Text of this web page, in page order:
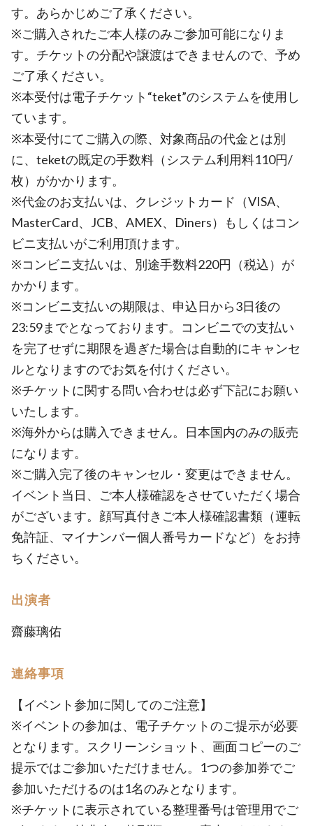
す。あらかじめご了承ください。
※ご購入されたご本人様のみご参加可能になりま
す。チケットの分配や譲渡はできませんので、予め
ご了承ください。
※本受付は電子チケット“teket”のシステムを使用し
ています。
※本受付にてご購入の際、対象商品の代金とは別
に、teketの既定の手数料（システム利用料110円/
枚）がかかります。
※代金のお支払いは、クレジットカード（VISA、
MasterCard、JCB、AMEX、Diners）もしくはコン
ビニ支払いがご利用頂けます。
※コンビニ支払いは、別途手数料220円（税込）が
かかります。
※コンビニ支払いの期限は、申込日から3日後の
23:59までとなっております。コンビニでの支払い
を完了せずに期限を過ぎた場合は自動的にキャンセ
ルとなりますのでお気を付けください。
※チケットに関する問い合わせは必ず下記にお願い
いたします。
※海外からは購入できません。日本国内のみの販売
になります。
※ご購入完了後のキャンセル・変更はできません。
イベント当日、ご本人様確認をさせていただく場合
がございます。顔写真付きご本人様確認書類（運転
免許証、マイナンバー個人番号カードなど）をお持
ちください。
出演者
齋藤璃佑
連絡事項
【イベント参加に関してのご注意】
※イベントの参加は、電子チケットのご提示が必要
となります。スクリーンショット、画面コピーのご
提示ではご参加いただけません。1つの参加券でご
参加いただけるのは1名のみとなります。
※チケットに表示されている整理番号は管理用でご